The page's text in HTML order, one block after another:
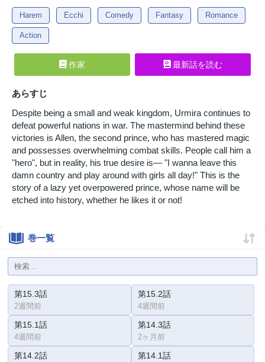
Harem Ecchi Comedy Fantasy Romance
Action
作家 最新話を読む
あらすじ
Despite being a small and weak kingdom, Urmira continues to
defeat powerful nations in war. The mastermind behind these
victories is Allen, the second prince, who has mastered magic
and possesses overwhelming combat skills. People call him a
"hero", but in reality, his true desire is— "I wanna leave this
damn country and play around with girls all day!" This is the
story of a lazy yet overpowered prince, whose name will be
etched into history, whether he likes it or not!
巻一覧
第15.3話
2週間前
第15.2話
4週間前
第15.1話
4週間前
第14.3話
2ヶ月前
第14.2話 第14.1話